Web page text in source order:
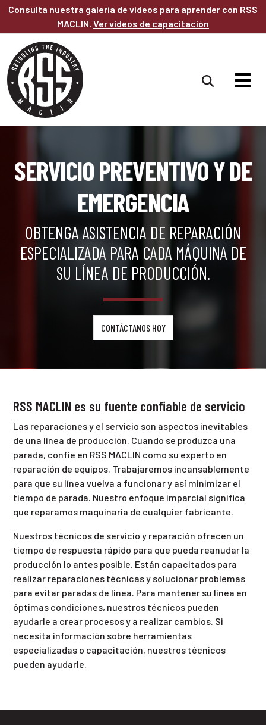
Saltar al contenido principal
Consulta nuestra galería de videos para aprender con RSS
MACLIN. Ver videos de capacitación
SERVICIO PREVENTIVO Y DE
EMERGENCIA
OBTENGA ASISTENCIA DE REPARACIÓN
ESPECIALIZADA PARA CADA MÁQUINA DE
SU LÍNEA DE PRODUCCIÓN.
CONTÁCTANOS HOY
RSS MACLIN es su fuente confiable de servicio
Las reparaciones y el servicio son aspectos inevitables
de una línea de producción. Cuando se produzca una
parada, confíe en RSS MACLIN como su experto en
reparación de equipos. Trabajaremos incansablemente
para que su línea vuelva a funcionar y así minimizar el
tiempo de parada. Nuestro enfoque imparcial significa
que reparamos maquinaria de cualquier fabricante.
Nuestros técnicos de servicio y reparación ofrecen un
tiempo de respuesta rápido para que pueda reanudar la
producción lo antes posible. Están capacitados para
realizar reparaciones técnicas y solucionar problemas
para evitar paradas de línea. Para mantener su línea en
óptimas condiciones, nuestros técnicos pueden
ayudarle a crear procesos y a realizar cambios. Si
necesita información sobre herramientas
especializadas o capacitación, nuestros técnicos
pueden ayudarle.